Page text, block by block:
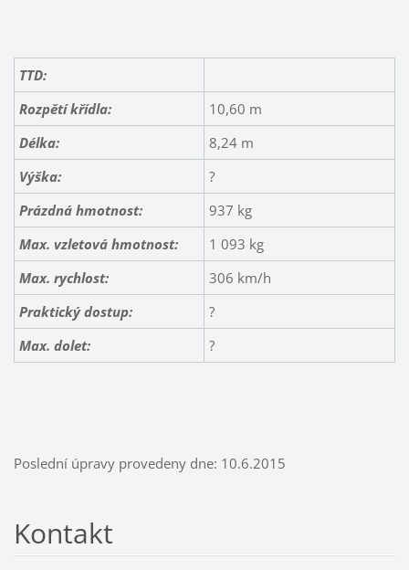
TTD:
Rozpětí křídla:
10,60 m
Délka:
8,24 m
Výška:
?
Prázdná hmotnost:
937 kg
Max. vzletová hmotnost:
1 093 kg
Max. rychlost:
306 km/h
Praktický dostup:
?
Max. dolet:
?
Poslední úpravy provedeny dne: 10.6.2015
Kontakt